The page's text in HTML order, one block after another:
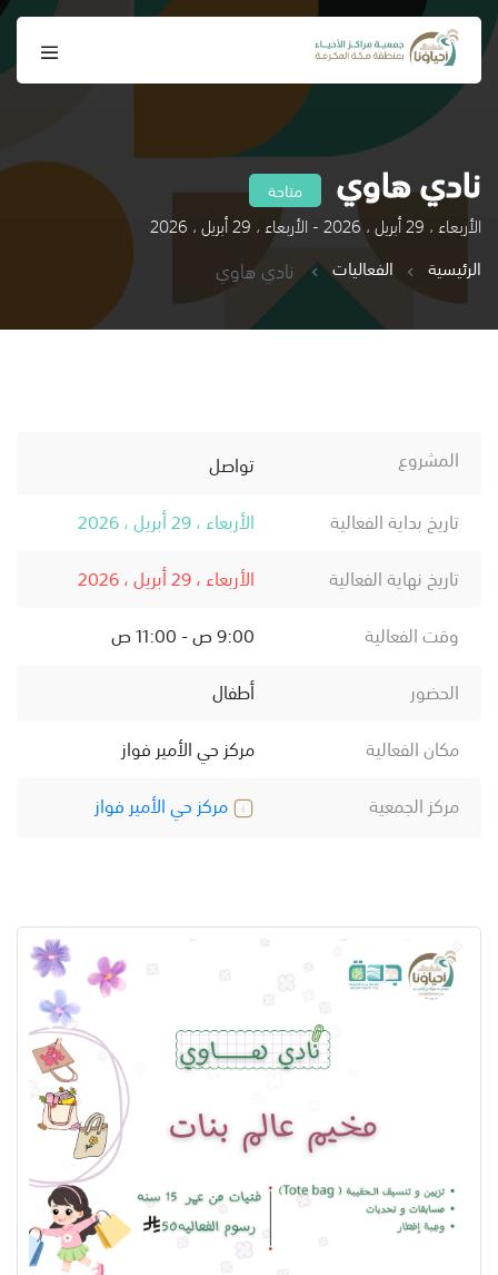
نادي هاوي متاحة
الأربعاء ، 29 أبريل ، 2026 - الأربعاء ، 29 أبريل ، 2026
الرئيسية
الفعاليات نادي هاوي
المشروع
تواصل
تاريخ بداية الفعالية
الأربعاء ، 29 أبريل ، 2026
تاريخ نهاية الفعالية
الأربعاء ، 29 أبريل ، 2026
وقت الفعالية
9:00 ص - 11:00 ص
الحضور
أطفال
مكان الفعالية
مركز حي الأمير فواز
مركز الجمعية
مركز حي الأمير فواز